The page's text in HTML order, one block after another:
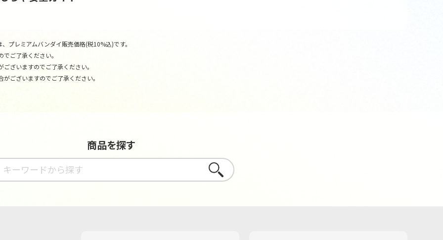
プレミアムバンダイ販売価格(税10%込)です。
ご了承ください。
ざいますのでご了承ください。
ございますのでご了承ください。
商品を探す
さがす